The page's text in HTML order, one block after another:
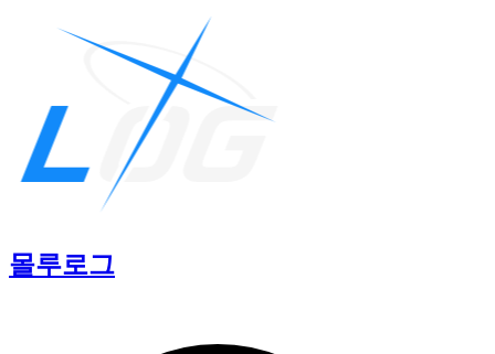
몰루로그